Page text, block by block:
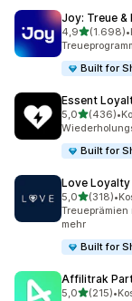
Joy: Treue &
4,9von 5(1.698)
1698 •
Built for
Essent
5,0von 5(436)
436 •
Built for
Love Loyalty
5,0von 5
(318)
318 •
Treueprämien
mehr
Built for
Affilitrak
5,0von 5
(215)
215 •